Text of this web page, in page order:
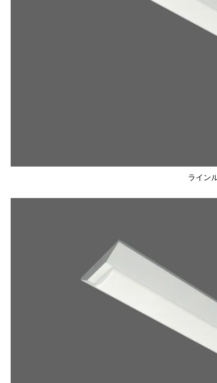
ライン